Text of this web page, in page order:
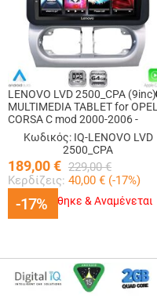
-17%
LENOVO LVD 2500_CPA (9inc)
MULTIMEDIA TABLET for OPEL
CORSA C mod 2000-2006 -
TIGRA mod. 2004-2009
Κωδικός: IQ-LENOVO LVD
2500_CPA
189,00€ 229,00 €
Κερδίζεις: 40,00 € (-17%)
-17%
Εξαντλήθηκε & Αναμένεται